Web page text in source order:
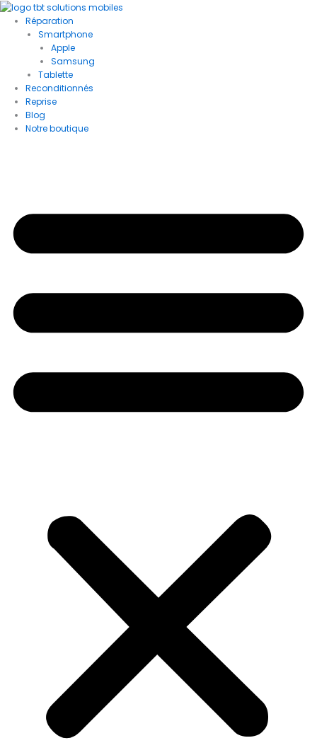
Aller
contenu
Réparation
Smartphone
Apple
Samsung
Tablette
Reconditionnés
Reprise
Blog
Notre boutique
quantité
iPhone